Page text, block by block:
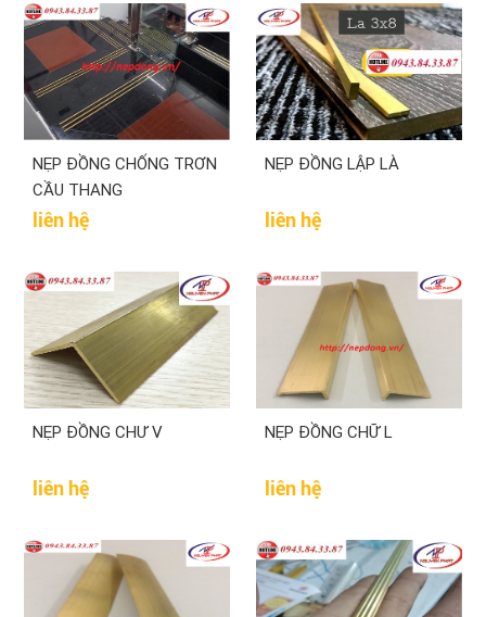
NẸP ĐỒNG CHỐNG TRƠN
CẦU THANG
liên hệ
NẸP ĐỒNG LẬP LÀ
liên hệ
NẸP ĐỒNG CHƯ V
liên hệ
NẸP ĐỒNG CHỮ L
liên hệ